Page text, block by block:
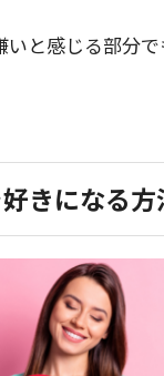
と感じる部分
きになる